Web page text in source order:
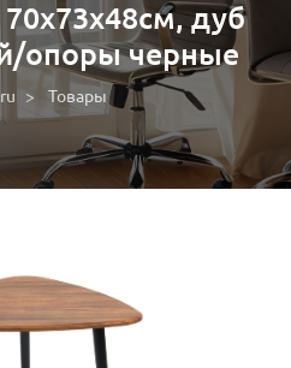
дуб
опоры черные
Товары